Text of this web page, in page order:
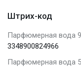
Штрих-код
Парфюмерная вода
3348900824966
Парфюмерная вода